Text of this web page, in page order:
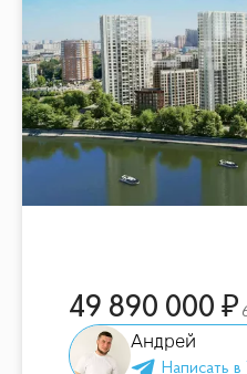
49 890 000
Андрей